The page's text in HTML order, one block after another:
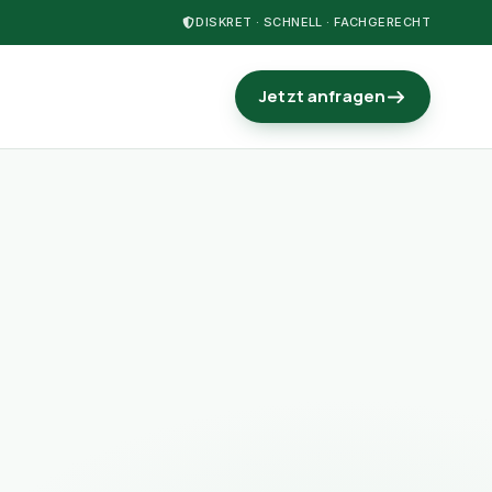
DISKRET · SCHNELL · FACHGERECHT
Jetzt anfragen